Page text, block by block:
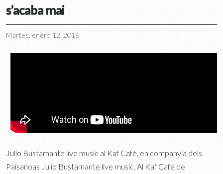
s’acaba mai
Martes, enero 12, 2016
Julio Bustamante live music al Kaf Café, en companyia dels
Paisanoas Julio Bustamante live music. Al Kaf Café de